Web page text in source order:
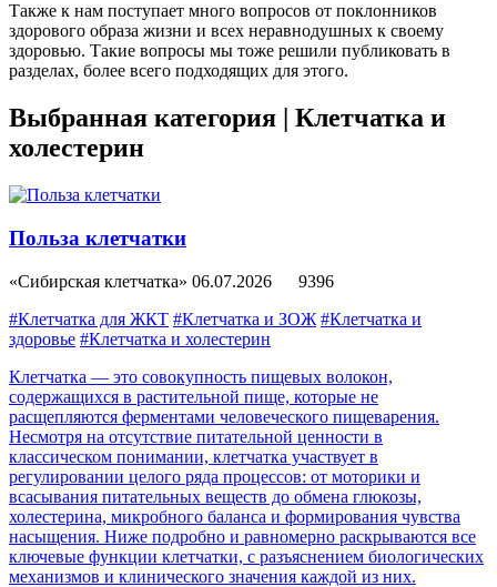
Также к нам поступает много вопросов от поклонников
здорового образа жизни и всех неравнодушных к своему
здоровью. Такие вопросы мы тоже решили публиковать в
разделах, более всего подходящих для этого.
Выбранная категория | Клетчатка и
холестерин
Польза клетчатки
«Сибирская клетчатка» 06.07.2026
9396
#Клетчатка для ЖКТ #Клетчатка и ЗОЖ #Клетчатка и
здоровье #Клетчатка и холестерин
Клетчатка — это совокупность пищевых волокон,
содержащихся в растительной пище, которые не
расщепляются ферментами человеческого пищеварения.
Несмотря на отсутствие питательной ценности в
классическом понимании, клетчатка участвует в
регулировании целого ряда процессов: от моторики и
всасывания питательных веществ до обмена глюкозы,
холестерина, микробного баланса и формирования чувства
насыщения. Ниже подробно и равномерно раскрываются все
ключевые функции клетчатки, с разъяснением биологических
механизмов и клинического значения каждой из них.